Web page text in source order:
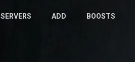
SERVERS ADD BOOSTS